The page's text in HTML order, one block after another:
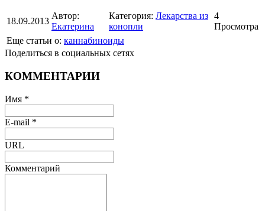
18.09.2013
Автор:
Екатерина
Категория: Лекарства из
конопли
4
Просмотра
Еще статьи о: каннабиноиды
Поделиться в социальных сетях
КОММЕНТАРИИ
Имя *
E-mail *
URL
Комментарий